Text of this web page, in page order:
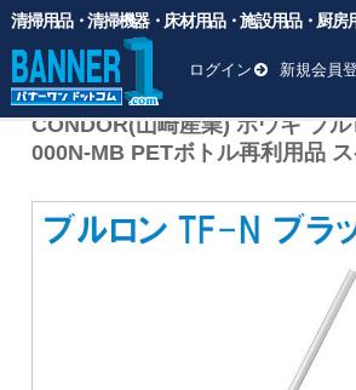
清掃用品・清掃機器・床材用品・施設用品・厨房
ログイン 新規会員
HOME
商品一覧 ▼
バナーワンドットコム>商品 >清掃用品>
産業) ホウキ ブルロンTF-N C228-000N-MB
ペア交換可
CONDOR(山崎産業) ホウキ ブ
000N-MB PETボトル再利用品